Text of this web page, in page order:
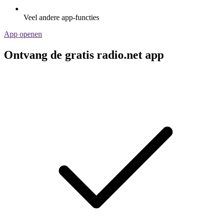
Veel andere app-functies
App openen
Ontvang de gratis radio.net app